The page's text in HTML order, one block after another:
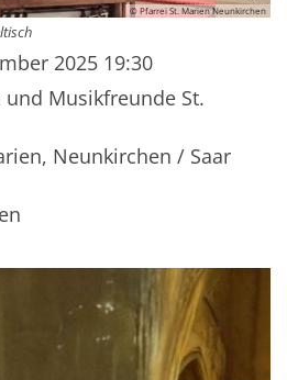
© Pfarrei St. Marien Neunkirchen
2025 19:30
Musikfreunde St.
Neunkirchen / Saar